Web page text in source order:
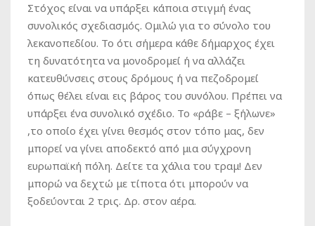
Στόχος είναι να υπάρξει κάποια στιγμή ένας
συνολικός σχεδιασμός. Ομιλώ για το σύνολο του
λεκανοπεδίου. Το ότι σήμερα κάθε δήμαρχος έχει
τη δυνατότητα να μονοδρομεί ή να αλλάζει
κατευθύνσεις στους δρόμους ή να πεζοδρομεί
όπως θέλει είναι εις βάρος του συνόλου. Πρέπει να
υπάρξει ένα συνολικό σχέδιο. Το «ράβε – ξήλωνε»
,το οποίο έχει γίνει θεσμός στον τόπο μας, δεν
μπορεί να γίνει αποδεκτό από μια σύγχρονη
ευρωπαϊκή πόλη. Δείτε τα χάλια του τραμ! Δεν
μπορώ να δεχτώ με τίποτα ότι μπορούν να
ξοδεύονται 2 τρις. Δρ. στον αέρα.